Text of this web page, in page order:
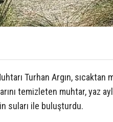
Turhan Argın, sıcaktan
temizleten muhtar, yaz
suları ile buluşturdu.